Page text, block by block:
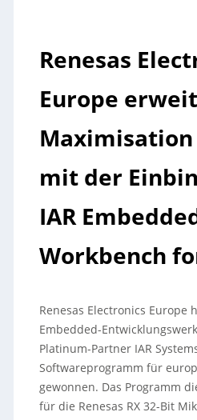
Renesas
Europe
mit der
IAR
Workbench
Renesas Electronics Europe
Embedded-
Platinum-Partner IAR
Softwareprogramm für
gewonnen. Das Programm
für die Renesas RX 32-Bit